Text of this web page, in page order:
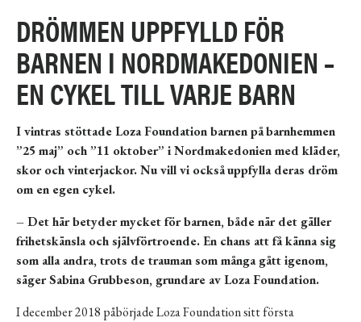
DRÖMMEN UPPFYLLD FÖR
BARNEN I NORDMAKEDONIEN –
EN CYKEL TILL VARJE BARN
I vintras stöttade Loza Foundation barnen påbarnhemmen
”25 maj” och”11 oktober” i Nordmakedonien med kläder,
skor och vinterjackor. Nu vill vi ocksåuppfylla deras dröm
om en egen cykel.
–Det här betyder mycket för barnen, både när det gäller
frihetskänsla och självförtroende. En chans att fåkänna sig
som alla andra, trots de trauman sommånga gått igenom,
säger Sabina Grubbeson, grundare av Loza Foundation.
I december 2018 påbörjade Loza Foundation sitt första